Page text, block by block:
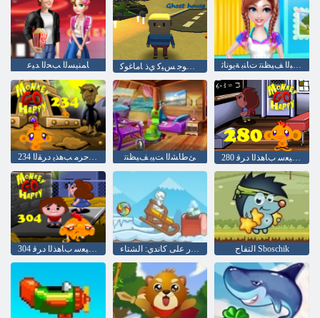
ﺎﻤﻨﻴﺴﻟﺍ ﺐﺤﻟﺍ ﺪﻴﻋ ﺖﻴﺒﻟﺍ ﻒﻴﻈﻨﺗ ﺕﺎﻨﺑ ﺔﻳﻮﻧﺎﺛ
234 ﺓﺪﻴﻌﺳ ﺔﻠﺣﺮﻣ ﺐﻫﺬﻳ ﺩﺮﻘﻟﺍ ﺊﻃﺎﺸﻟﺍ ﺖﻴﺑ ﻒﻴﻈﻨﺗ 280 ﺔﻠﺣﺮﻤﻟﺍ ﺪﻴﻌﺳ ﺏﺎﻫﺬﻟﺍ ﺩﺮﻗ
304 ﺔﻠﺣﺮﻤﻟﺍ ﺪﻴﻌﺳ ﺏﺎﻫﺬﻟﺍ ﺩﺮﻗ العثور على كاندي: الشتاء التفاح Sboschik